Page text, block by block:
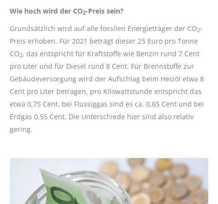
Wie hoch wird der CO2-Preis sein?
Grundsätzlich wird auf alle fossilen Energieträger der CO2-
Preis erhoben. Für 2021 beträgt dieser 25 Euro pro Tonne
CO2, das entspricht für Kraftstoffe wie Benzin rund 7 Cent
pro Liter und für Diesel rund 8 Cent. Für Brennstoffe zur
Gebäudeversorgung wird der Aufschlag beim Heizöl etwa 8
Cent pro Liter betragen, pro Kilowattstunde entspricht das
etwa 0,75 Cent, bei Flüssiggas sind es ca. 0,65 Cent und bei
Erdgas 0,55 Cent. Die Unterschiede hier sind also relativ
gering.